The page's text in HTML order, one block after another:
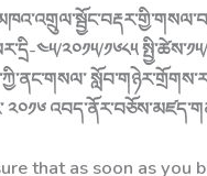
༤༥/༢༠༡༥/༡༦༨༥
༢༠༡༦
that as soon as you